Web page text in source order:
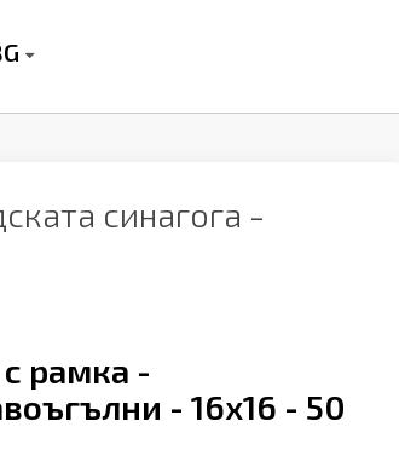
синагога -
рамка -
- 16х16 - 50